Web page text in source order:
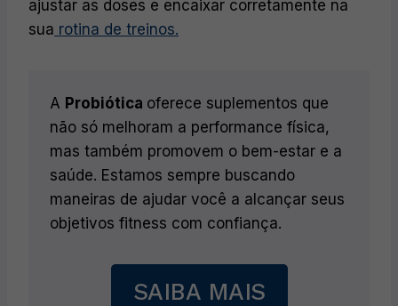
ajustar as doses e encaixar corretamente na
sua rotina de treinos.
A Probiótica oferece suplementos que
não só melhoram a performance física,
mas também promovem o bem-estar e a
saúde. Estamos sempre buscando
maneiras de ajudar você a alcançar seus
objetivos fitness com confiança.
SAIBA MAIS